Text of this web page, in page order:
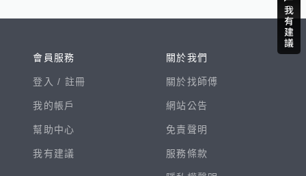
會員服務
登入 / 註冊
我的帳戶
幫助中心
我有建議
關於我們
關於找師傅
網站公告
免責聲明
服務條款